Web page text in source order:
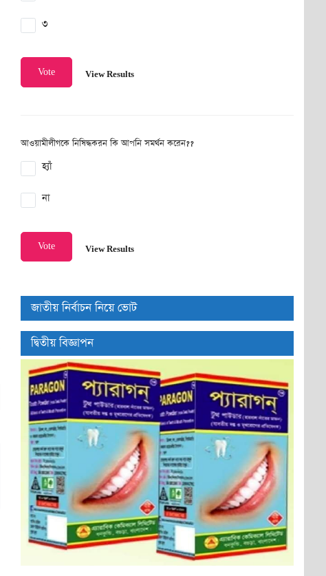
৩
Vote View Results
আওয়ামীলীগকে নিষিদ্ধকরন কি আপনি সমর্থন করেন??
হ্যাঁ
না
Vote View Results
জাতীয় নির্বাচন নিয়ে ভোট
দ্বিতীয় বিজ্ঞাপন